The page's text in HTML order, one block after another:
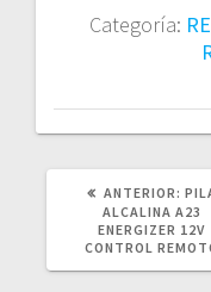
Categoría:
ANTERIOR:
ALCALINA A23
ENERGIZER 12V
CONTROL